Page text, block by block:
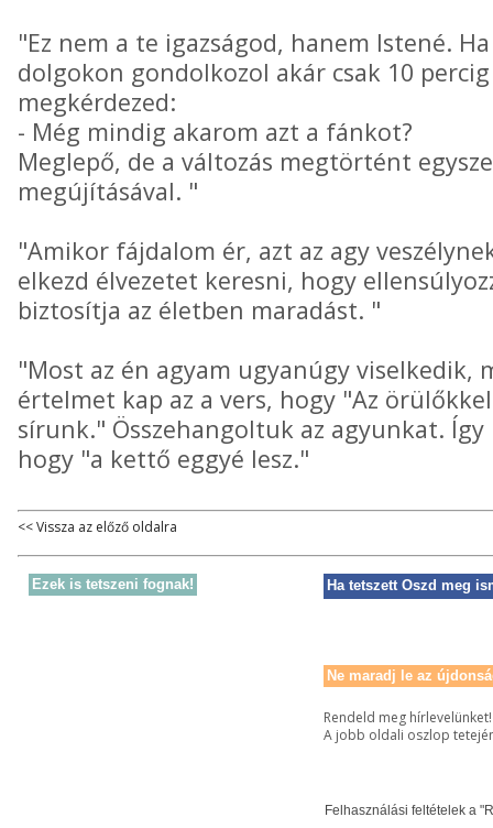
"Ez nem a te igazságod, hanem Istené.
dolgokon gondolkozol akár csak 10
megkérdezed:
- Még mindig akarom azt a fánkot?
Meglepő, de a változás megtörtént
megújításával. "
"Amikor fájdalom ér, azt az agy
elkezd élvezetet keresni, hogy
biztosítja az életben maradást. "
"Most az én agyam ugyanúgy viselkedik,
értelmet kap az a vers, hogy "Az
sírunk." Összehangoltuk az agyunkat.
hogy "a kettő eggyé lesz."
<< Vissza az előző oldalra
Ezek is tetszeni fognak! Ha tetszett Oszd meg
Ne maradj le az
Rendeld meg hírlevelünket!
A jobb oldali oszlop
Felhasználási feltételek a